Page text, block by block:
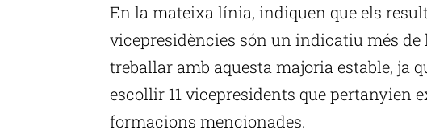
En la mateixa línia, indiquen que els
vicepresidències són un indicatiu més de
treballar amb aquesta majoria estable, ja
escollir 11 vicepresidents que pertanyien
formacions mencionades.